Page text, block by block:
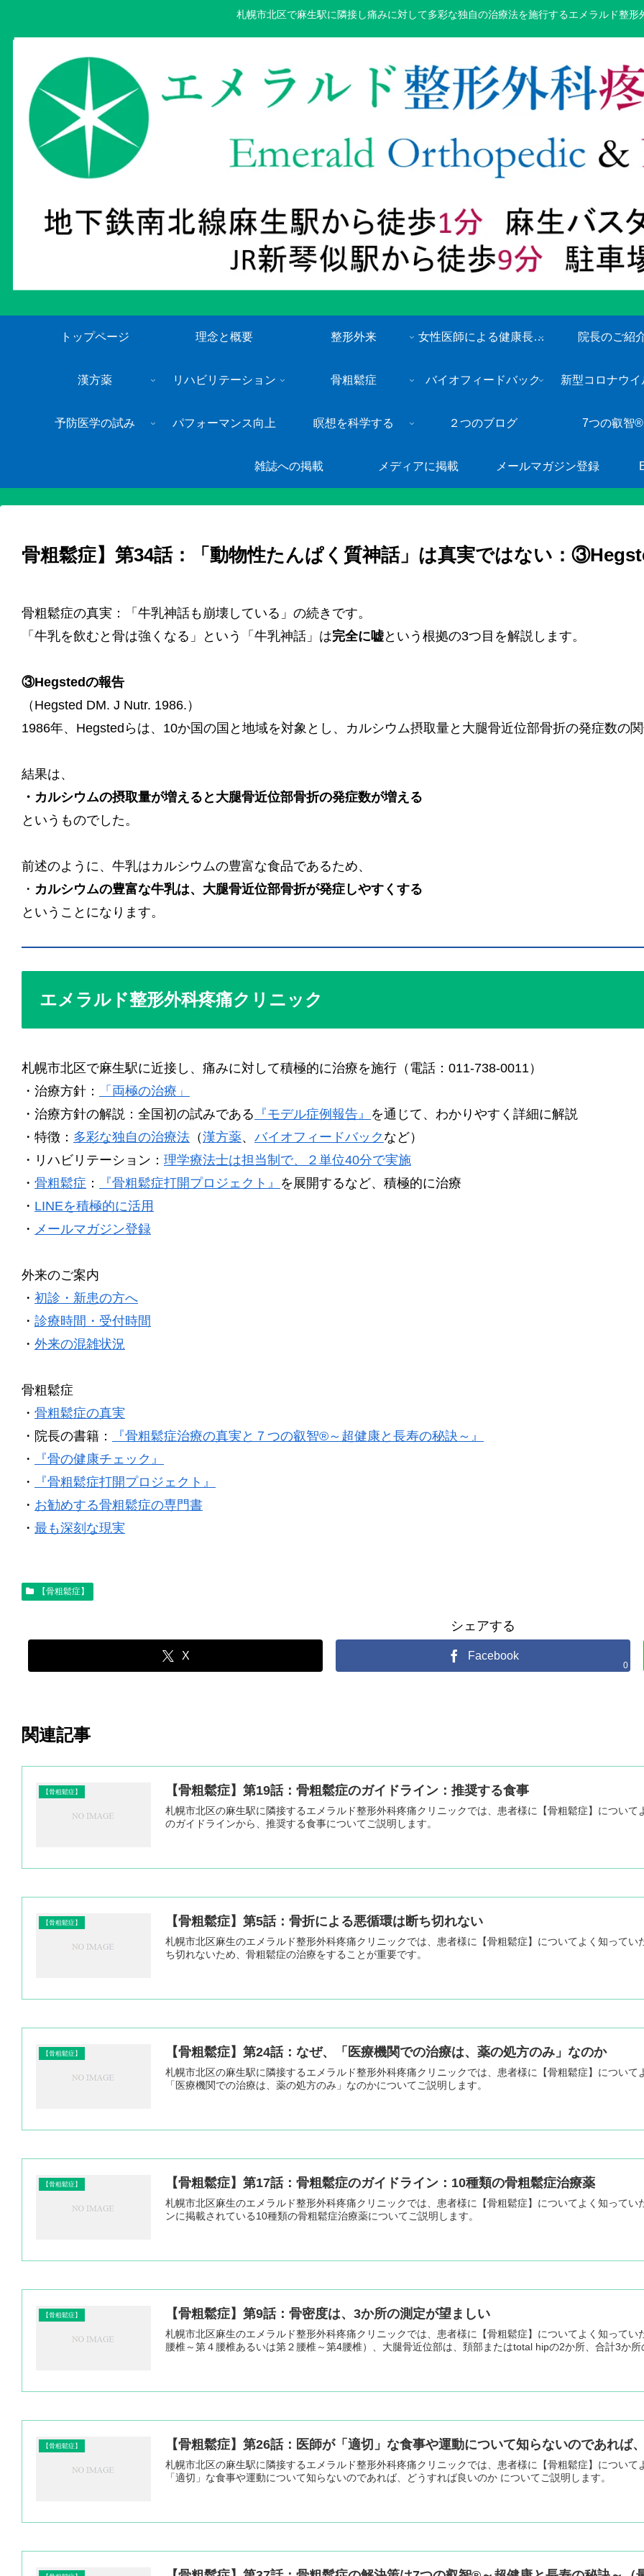
札幌市北区で麻生駅に隣接し痛みに対して多彩な独自の治療法を施行するエメラルド整形
トップページ 理念と概要 整形外来 女性医師による健康長寿・総合内科外来 院長のご紹
漢方薬 リハビリテーション 骨粗鬆症 バイオフィードバック 新型コロナウイ
予防医学の試み パフォーマンス向上 瞑想を科学する ２つのブログ 7つの叡智®
雑誌への掲載 メディアに掲載 メールマガジン登録
骨粗鬆症】第34話：「動物性たんぱく質神話」は真実ではない：
骨粗鬆症の真実：「牛乳神話も崩壊している」の続きです。
「牛乳を飲むと骨は強くなる」という「牛乳神話」は完全に嘘という根拠の3つ目を解説します。
③Hegstedの報告
（Hegsted DM. J Nutr. 1986.）
1986年、Hegstedらは、10か国の国と地域を対象とし、カルシウム摂取量と大腿骨近位部骨折の発症数の関
結果は、
・カルシウムの摂取量が増えると大腿骨近位部骨折の発症数が増える
というものでした。
前述のように、牛乳はカルシウムの豊富な食品であるため、
・ カルシウムの豊富な牛乳は、大腿骨近位部骨折が発症しやすくする
ということになります。
エメラルド整形外科疼痛クリニック
札幌市北区で麻生駅に近接し、痛みに対して積極的に治療を施行（電話：011-738-0011）
・治療方針：
「両極の治療」
・治療方針の解説：全国初の試みである 『モデル症例報告』 を通じて、わかりやすく詳細に解説
・特徴： 多彩な独自の治療法 （漢方薬、 バイオフィードバック など）
・リハビリテーション： 理学療法士は担当制で、２単位40分で実施
・ 骨粗鬆症 ： 『骨粗鬆症打開プロジェクト』 を展開するなど、積極的に治療
・ LINEを積極的に活用
・ メールマガジン登録
外来のご案内
・ 初診・新患の方へ
・ 診療時間・受付時間
・ 外来の混雑状況
骨粗鬆症
・ 骨粗鬆症の真実
・院長の書籍：
『骨粗鬆症治療の真実と７つの叡智®～超健康と長寿の秘訣～』
・
『骨の健康チェック』
・
『骨粗鬆症打開プロジェクト』
・ お勧めする骨粗鬆症の専門書
・ 最も深刻な現実
【骨粗鬆症】
シェアする
X Facebook
0
関連記事
【骨粗鬆症】 【骨粗鬆症】第19話：骨粗鬆症のガイドライン：推奨する食事
札幌市北区の麻生駅に隣接するエメラルド整形外科疼痛クリニックでは、患者様に【骨粗鬆症】につい
のガイドラインから、推奨する食事についてご説明します。
【骨粗鬆症】 【骨粗鬆症】第5話：骨折による悪循環は断ち切れない
札幌市北区麻生のエメラルド整形外科疼痛クリニックでは、患者様に【骨粗鬆症】についてよく知って
ち切れないため、骨粗鬆症の治療をすることが重要です。
【骨粗鬆症】 【骨粗鬆症】第24話：なぜ、「医療機関での治療は、薬の処方のみ」なのか
札幌市北区の麻生駅に隣接するエメラルド整形外科疼痛クリニックでは、患者様に【骨粗鬆症】について
「医療機関での治療は、薬の処方のみ」なのかについてご説明します。
【骨粗鬆症】 【骨粗鬆症】第17話：骨粗鬆症のガイドライン：10種類の骨粗鬆症治療薬
札幌市北区麻生のエメラルド整形外科疼痛クリニックでは、患者様に【骨粗鬆症】についてよく知って
ンに掲載されている10種類の骨粗鬆症治療薬についてご説明します。
【骨粗鬆症】 【骨粗鬆症】第9話：骨密度は、3か所の測定が望ましい
札幌市北区麻生のエメラルド整形外科疼痛クリニックでは、患者様に【骨粗鬆症】についてよく知って
腰椎～第４腰椎あるいは第２腰椎～第4腰椎）、大腿骨近位部は、頚部またはtotal hipの2か所、合計3か所
【骨粗鬆症】 【骨粗鬆症】第26話：医師が「適切」な食事や運動について知らないのであれば
札幌市北区の麻生駅に隣接するエメラルド整形外科疼痛クリニックでは、患者様に【骨粗鬆症】につい
「適切」な食事や運動について知らないのであれば、どうすれば良いのか についてご説明します。